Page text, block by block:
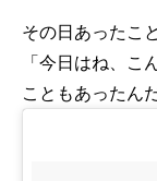
その日あったこ
「今日はね、こ
こともあったん